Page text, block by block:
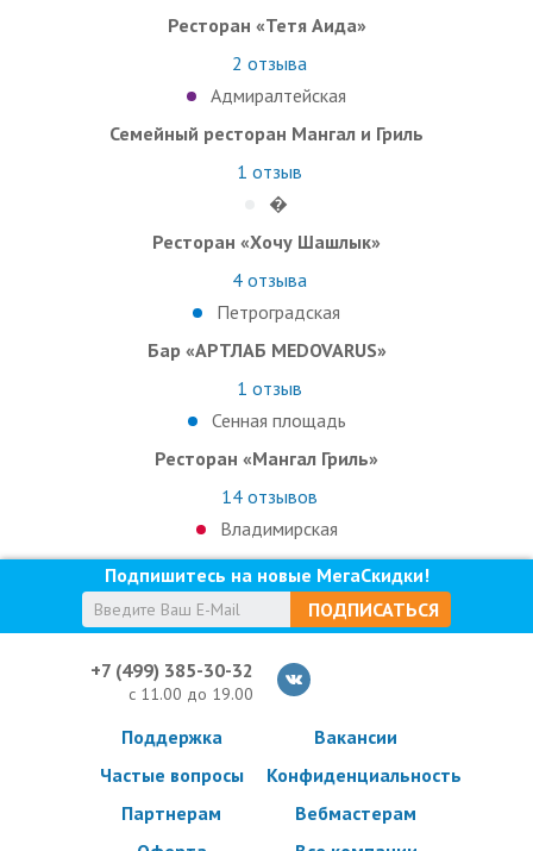
Ресторан «Тетя Аида»
2 отзыва
Адмиралтейская
Семейный ресторан Мангал и Гриль
1 отзыв
�
Ресторан «Хочу Шашлык»
4отзыва
Петроградская
Бар «АРТЛАБ MEDOVARUS»
1 отзыв
Сенная площадь
Ресторан «Мангал Гриль»
14отзывов
Владимирская
Подпишитесь на новые МегаСкидки!
ПОДПИСАТЬСЯ
+7 (499) 385-30-32
с 11.00 до 19.00
Поддержка
Частые вопросы
Партнерам
Вакансии
Конфиденциальность
Вебмастерам